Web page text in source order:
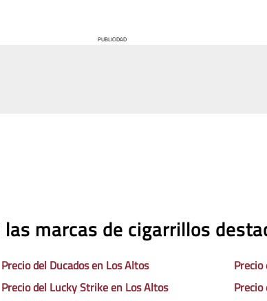
PUBLICIDAD
las marcas de cigarrillos
Precio del Ducados en Los Altos
Precio del Lucky Strike en Los Altos